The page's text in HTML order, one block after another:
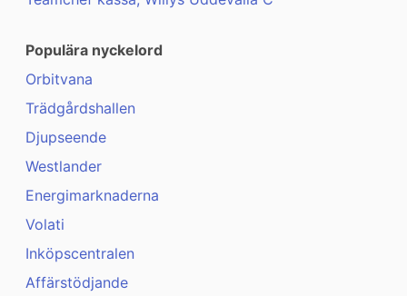
Populära nyckelord
Orbitvana
Trädgårdshallen
Djupseende
Westlander
Energimarknaderna
Volati
Inköpscentralen
Affärstödjande